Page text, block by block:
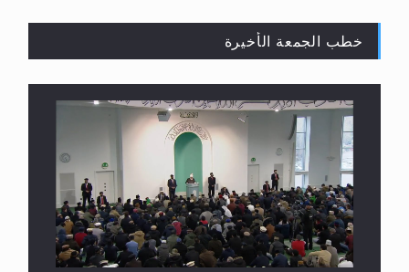
القرآن قاضٍ وحكمٌ على السنة ومهيمنٌ عليها.. ليس
العكس
خطب الجمعة الأخيرة